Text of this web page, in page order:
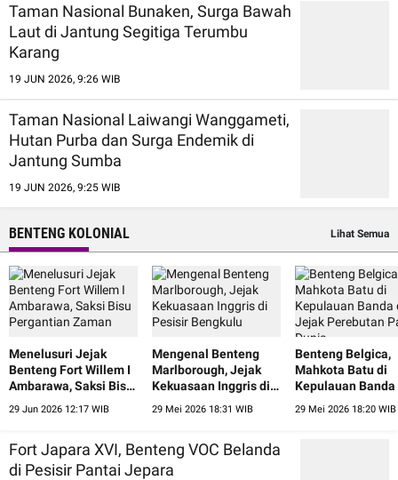
Taman Nasional Bunaken, Surga Bawah
Laut di Jantung Segitiga Terumbu
Karang
19 JUN 2026, 9:26 WIB
Taman Nasional Laiwangi Wanggameti,
Hutan Purba dan Surga Endemik di
Jantung Sumba
19 JUN 2026, 9:25 WIB
BENTENG KOLONIAL Lihat Semua
Menelusuri Jejak
Benteng Fort Willem I
Ambarawa, Saksi Bisu
29 Jun 2026 12:17 WIB
Mengenal Benteng
Marlborough, Jejak
Kekuasaan Inggris di
29 Mei 2026 18:31 WIB
Benteng Belgica,
Mahkota Batu di
Kepulauan Banda
29 Mei 2026 18:20 WIB
Fort Japara XVI, Benteng VOC Belanda
di Pesisir Pantai Jepara